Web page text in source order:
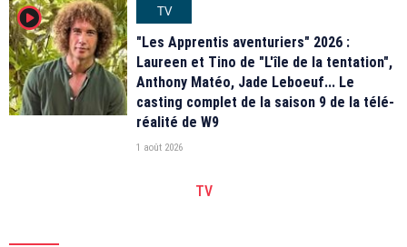
player2
TV
"Les Apprentis aventuriers" 2026 :
Laureen et Tino de "L'île de la tentation",
Anthony Matéo, Jade Leboeuf... Le
casting complet de la saison 9 de la télé-
réalité de W9
1 août 2026
TV